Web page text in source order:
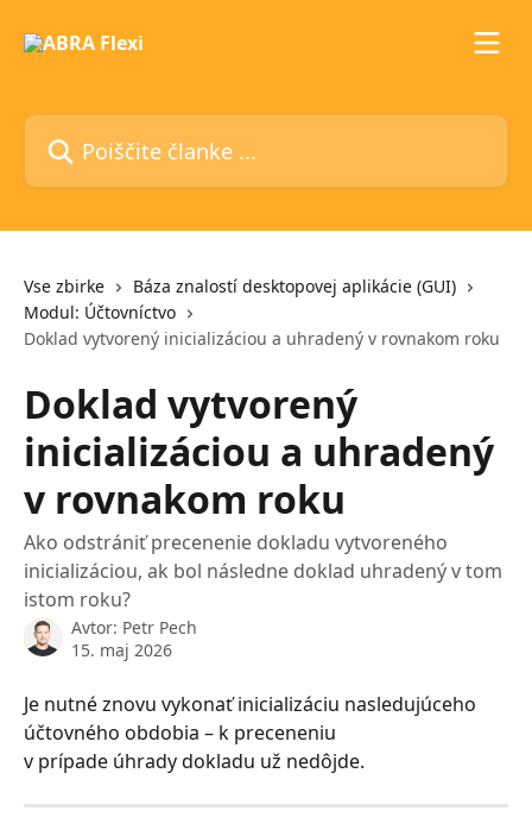
Poiščite članke ...
Vse zbirke
Báza znalostí desktopovej aplikácie (GUI)
Modul: Účtovníctvo
Doklad vytvorený inicializáciou a uhradený v rovnakom roku
Doklad vytvorený
inicializáciou a uhradený
v rovnakom roku
Ako odstrániť precenenie dokladu vytvoreného
inicializáciou, ak bol následne doklad uhradený v tom
istom roku?
Avtor: Petr Pech
15. maj 2026
Je nutné znovu vykonať inicializáciu nasledujúceho
účtovného obdobia – k preceneniu
v prípade úhrady dokladu už nedôjde.